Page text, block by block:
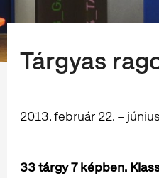
Tárgyas
2013. február 22. –
33 tárgy 7 képben.